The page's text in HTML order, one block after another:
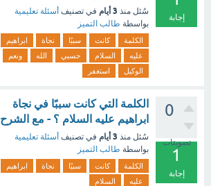
إجابة
سُئل منذ 3 أيام في تصنيف أسئلة تعليمية
بواسطة طالب التميز
الكلمة كانت سببًا نجاة
ابراهيم
عليه
السلام حسبي الله
ونعم
الوكيل
استغفر
0
تصويتات
1
إجابة
الكلمة التي كانت سببًا في نجاة
ابراهيم عليه السلام ؟ - مع الشرح
سُئل منذ 3 أيام في تصنيف أسئلة تعليمية
بواسطة طالب التميز
الكلمة كانت سببًا نجاة
ابراهيم
عليه
السلام